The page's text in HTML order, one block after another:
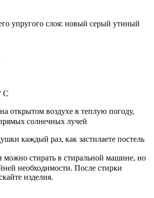
упругого слоя: новый серый утиный
C
открытом воздухе в теплую погоду,
солнечных лучей
каждый раз, как застилаете постель
можно стирать в стиральной машине, но
необходимости. После стирки
изделия.